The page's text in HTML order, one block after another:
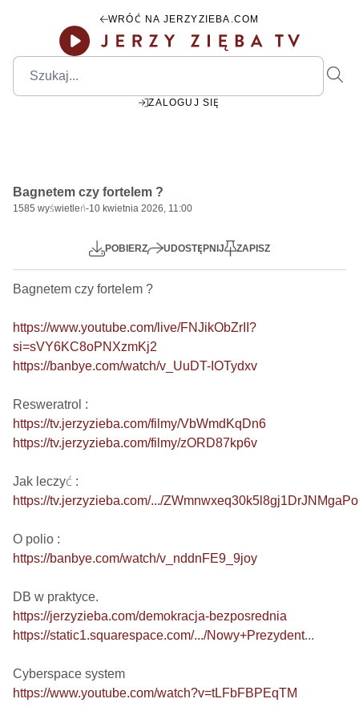
WRÓĆ NA JERZYZIEBA.COM
ZALOGUJ SIĘ
Bagnetem czy fortelem ?
1585 wyświetleń-10 kwietnia 2026, 11:00
POBIERZ UDOSTĘPNIJ ZAPISZ
Bagnetem czy fortelem ?
https://www.youtube.com/live/FNJikObZrII?
si=sVY6KC8oPNXzmKj2
https://banbye.com/watch/v_UuDT-IOTydxv
https://tv.jerzyzieba.com/filmy/VbWmdKqDn6
https://tv.jerzyzieba.com/filmy/zORD87kp6v
https://tv.jerzyzieba.com/.../
https://banbye.com/watch/v_nddnFE9_9joy
https://jerzyzieba.com/demokracja-bezposrednia
https://static1.squarespace.com/.../Nowy+Prezydent...
https://www.youtube.com/watch?v=tLFbFBPEqTM